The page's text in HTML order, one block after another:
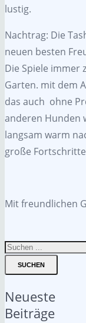
lustig.
Nachtrag: Die
neuen besten
Die Spiele immer
Garten. mit dem
das auch ohne
anderen Hunden
langsam warm
große
Mit freundlichen
SUCHEN
Neueste
Beiträge